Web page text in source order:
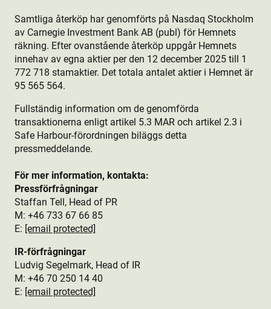
Samtliga återköp har genomförts på Nasdaq Stockholm
av Carnegie Investment Bank AB (publ) för Hemnets
räkning. Efter ovanstående återköp uppgår Hemnets
innehav av egna aktie­r per den 12 december 2025 till 1
772 718 stamaktie­r. Det totala antalet aktie­r i Hemnet är
95 565 564.
Fullständig information om de genomförda
transaktionerna enligt artikel 5.3 MAR och artikel 2.3 i
Safe Harbour-förordningen biläggs detta
pressmeddelande.
För mer information, kontakta:
Pressförfrågningar
Staffan Tell, Head of PR
M: +46 733 67 66 85
E: [email protected]
IR-förfrågningar
Ludvig Segelmark, Head of IR
M: +46 70 250 14 40
E: [email protected]